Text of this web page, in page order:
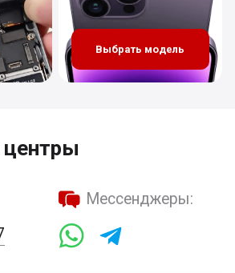
Выбрать модель
Мессенджеры: